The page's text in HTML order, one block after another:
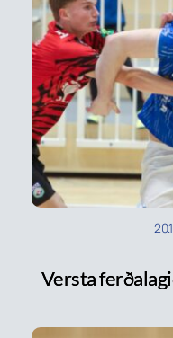
Versta